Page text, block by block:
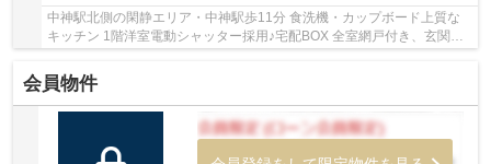
中神駅北側の閑静エリア・中神駅歩11分 食洗機・カップボード上質な
キッチン 1階洋室電動シャッター採用♪宅配BOX 全室網戸付き、玄関ド
会員物件